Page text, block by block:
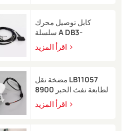
كابل توصيل محرك
سلسلة A DB3-
0320002SP لطابعة
Domino A-GP A120
مضخة نقل LB11057
لطابعة نفث الحبر 8900